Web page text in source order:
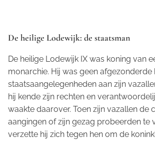
De heilige Lodewijk: de staatsman
De heilige Lodewijk IX was koning van
monarchie. Hij was geen afgezonderde
staatsaangelegenheden aan zijn
hij kende zijn rechten en
waakte daarover. Toen zijn vazallen de
aangingen of zijn gezag probeerden te
verzette hij zich tegen hen om de